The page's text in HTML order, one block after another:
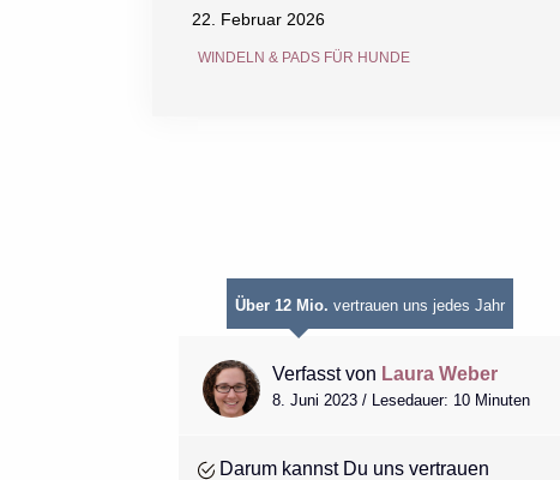
22. Februar 2026
WINDELN & PADS FÜR HUNDE
Über 12 Mio. vertrauen uns jedes Jahr
Verfasst von Laura Weber
8. Juni 2023 / Lesedauer: 10 Minuten
Darum kannst Du uns vertrauen